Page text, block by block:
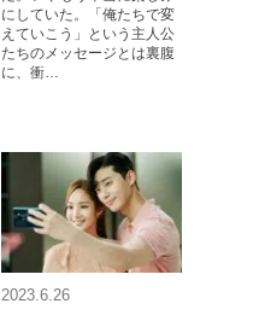
にしていた。「俺たちで変
えていこう」という主人公
たちのメッセージとは裏腹
に、衝…
2023.6.26